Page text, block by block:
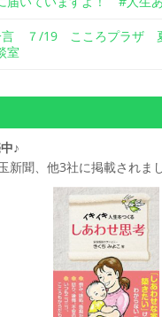
言 ７/19 こころプラザ
室
♪
新聞、他3社に掲載されま